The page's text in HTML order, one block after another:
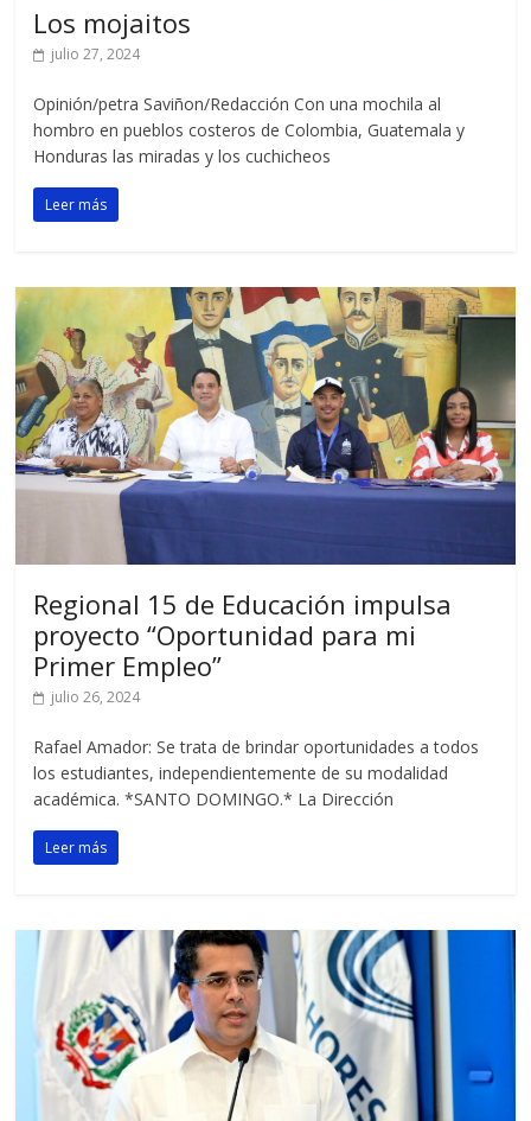
Los mojaitos
julio 27, 2024
Opinión/petra Saviñon/Redacción Con una mochila al
hombro en pueblos costeros de Colombia, Guatemala y
Honduras las miradas y los cuchicheos
Leer más
Regional 15 de Educación impulsa
proyecto “Oportunidad para mi
Primer Empleo”
julio 26, 2024
Rafael Amador: Se trata de brindar oportunidades a todos
los estudiantes, independientemente de su modalidad
académica. *SANTO DOMINGO.* La Dirección
Leer más